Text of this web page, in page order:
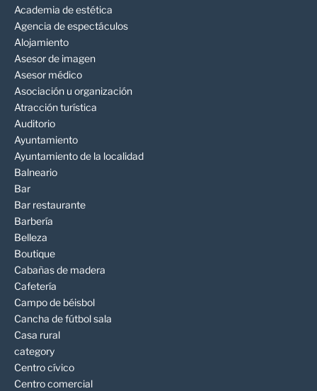
Academia de estética
Agencia de espectáculos
Alojamiento
Asesor de imagen
Asesor médico
Asociación u organización
Atracción turística
Auditorio
Ayuntamiento
Ayuntamiento de la localidad
Balneario
Bar
Bar restaurante
Barbería
Belleza
Boutique
Cabañas de madera
Cafetería
Campo de béisbol
Cancha de fútbol sala
Casa rural
category
Centro cívico
Centro comercial